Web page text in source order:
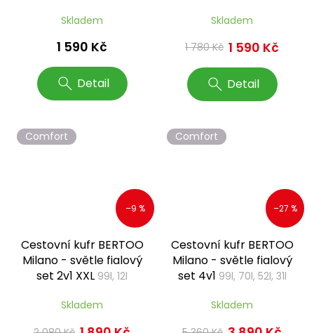
Skladem
1 590 Kč
Detail
Skladem
1 780 Kč 1 590 Kč
Detail
Comfort
–9 %
Cestovní kufr BERTOO
Milano - světle fialový
set 2v1 XXL 99l, 12l
Skladem
Comfort
–27 %
Cestovní kufr BERTOO
Milano - světle fialový
set 4v1 99l, 70l, 52l, 31l
Skladem